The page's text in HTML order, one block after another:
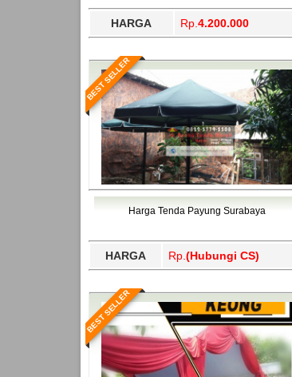
HARGA Rp. 4.200.000
BEST SELLER
Harga Tenda Payung Surabaya
HARGA Rp. (Hubungi CS)
BEST SELLER